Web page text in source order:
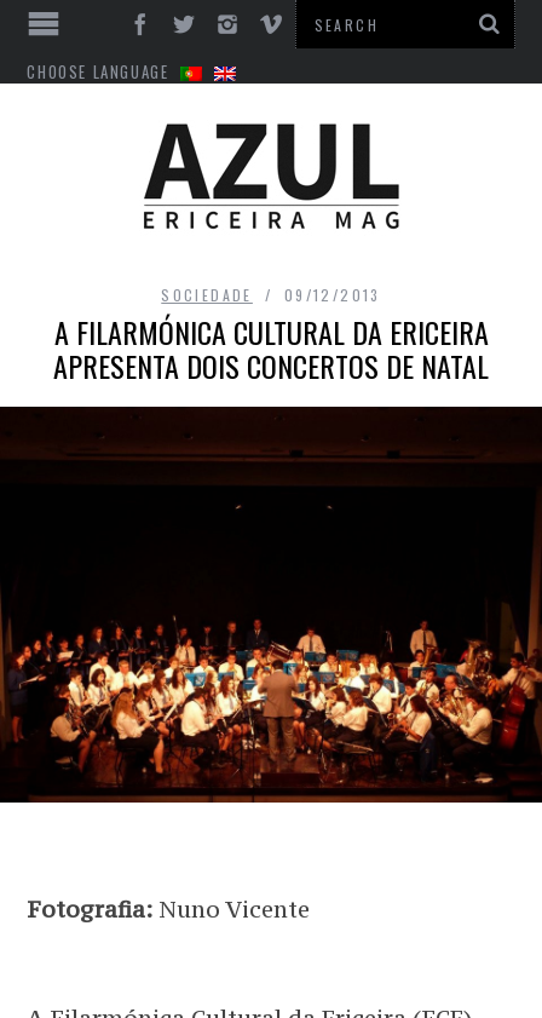
CHOOSE LANGUAGE
SOCIEDADE 09/12/2013
A FILARMÓNICA CULTURAL DA ERICEIRA
APRESENTA DOIS CONCERTOS DE NATAL
Fotografia: Nuno Vicente